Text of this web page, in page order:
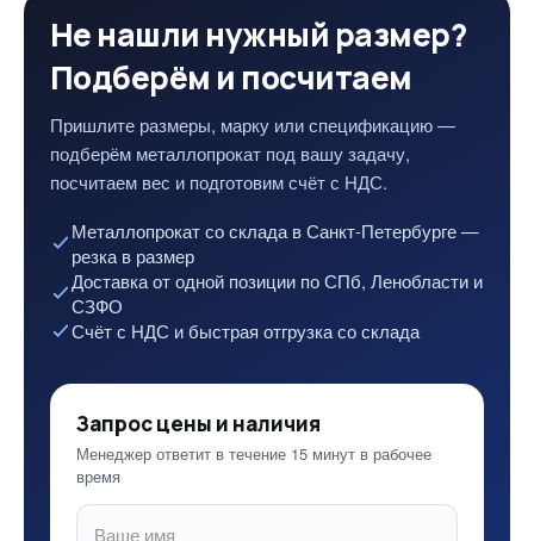
Не нашли нужный размер?
Подберём и посчитаем
Пришлите размеры, марку или спецификацию —
подберём металлопрокат под вашу задачу,
посчитаем вес и подготовим счёт с НДС.
Металлопрокат со склада в Санкт-Петербурге —
резка в размер
Доставка от одной позиции по СПб, Ленобласти и
СЗФО
Счёт с НДС и быстрая отгрузка со склада
Запрос цены и наличия
Менеджер ответит в течение 15 минут в рабочее
время